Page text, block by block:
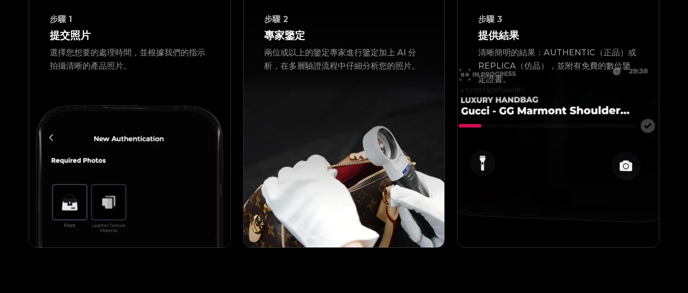
步驟 1
提交照片
選擇您想要的處理時間，並根據我們的指示
拍攝清晰的產品照片。
步驟 2
專家鑒定
兩位或以上的鑒定專家進行鑒定加上 AI 分
析，在多層驗證流程中仔細分析您的照片。
步驟 3
提供結果
清晰簡明的結果：AUTHENTIC（正品）或
REPLICA（仿品），並附有免費的數位鑒
定證書。